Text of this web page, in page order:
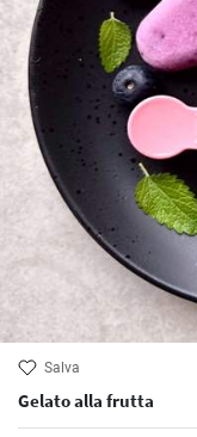
Salva
Gelato alla frutta